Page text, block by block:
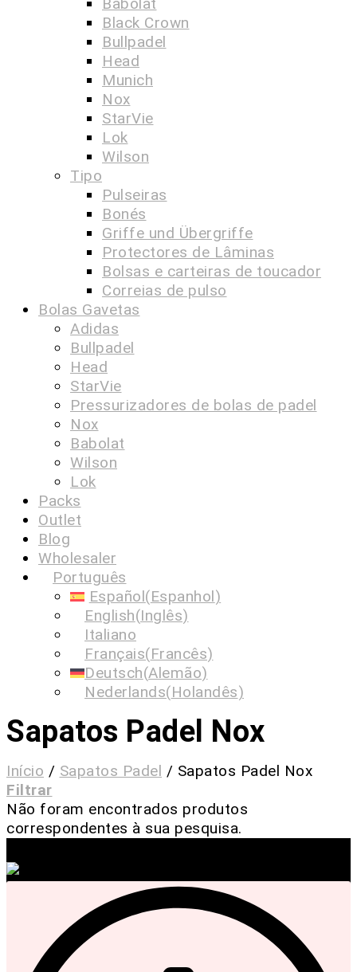
Black Crown
Bullpadel
Head
Munich
Nox
StarVie
Lok
Wilson
Tipo
Pulseiras
Bonés
Griffe und Übergriffe
Protectores de Lâminas
Bolsas e carteiras de toucador
Correias de pulso
Bolas Gavetas
Adidas
Bullpadel
Head
StarVie
Pressurizadores de bolas de padel
Nox
Babolat
Wilson
Lok
Packs
Outlet
Blog
Wholesaler
Português
Español(Espanhol)
English(Inglês)
Italiano
Français(Francês)
Deutsch(Alemão)
Nederlands(Holandês)
Sapatos Padel Nox
Início / Sapatos Padel / Sapatos Padel Nox
Filtrar
Não foram encontrados produtos
correspondentes à sua pesquisa.